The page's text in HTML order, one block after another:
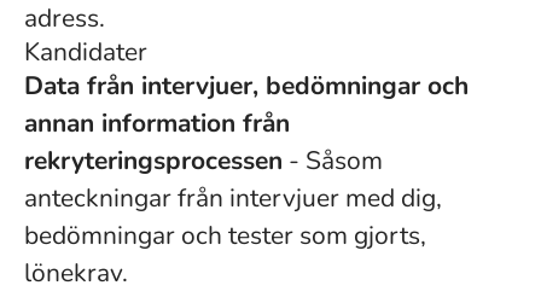
adress.
Kandidater
Data från intervjuer, bedömningar och
annan information från
rekryteringsprocessen - Såsom
anteckningar från intervjuer med dig,
bedömningar och tester som gjorts,
lönekrav.